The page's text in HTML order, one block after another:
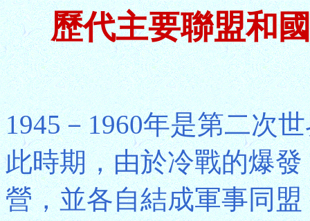
歷代主要聯盟和
1945－1960年是第二次
此時期，由於冷戰的爆
營，並各自結成軍事同